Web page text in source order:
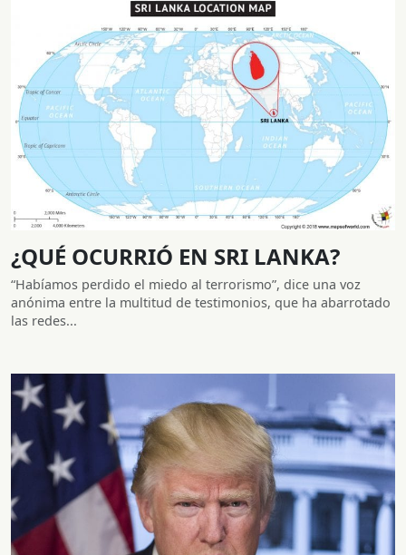
¿QUÉ OCURRIÓ EN SRI LANKA?
“Habíamos perdido el miedo al terrorismo”, dice una voz
anónima entre la multitud de testimonios, que ha abarrotado
las redes...